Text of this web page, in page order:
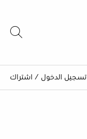
تسجيل الدخول / اشتراك